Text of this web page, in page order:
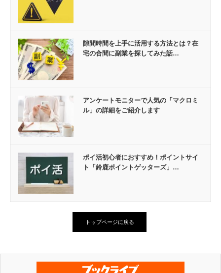
隙間時間を上手に活用する方法とは？在
宅の合間に副業を探してみた話…
アンケートモニターで人気の「マクロミ
ル」の詳細をご紹介します
ポイ活初心者におすすめ！ポイントサイ
ト「鈴鹿ポイントゲッターズ」…
トップページに戻る